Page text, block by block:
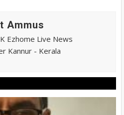
Ammus
Ezhome Live News
Kannur - Kerala